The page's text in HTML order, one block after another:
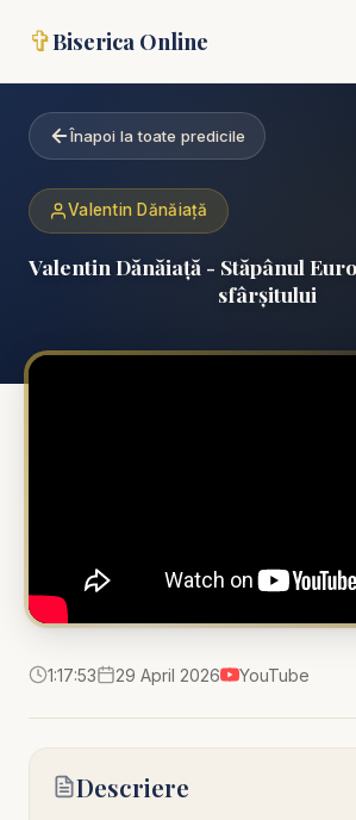
✞Biserica Online
Înapoi la toate predicile
Valentin Dănăiață
Valentin Dănăiață - Stăpânul
sfârșitului
1:17:53 29 April 2026 YouTube
Descriere